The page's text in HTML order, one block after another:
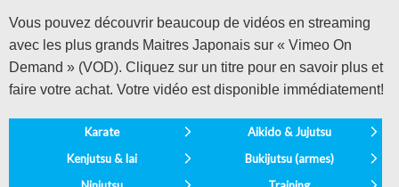
Vous pouvez découvrir beaucoup de vidéos en streaming
avec les plus grands Maitres Japonais sur « Vimeo On
Demand » (VOD). Cliquez sur un titre pour en savoir plus et
faire votre achat. Votre vidéo est disponible immédiatement!
Karate
Aikido & Jujutsu
Kenjutsu & Iai
Bukijutsu (armes)